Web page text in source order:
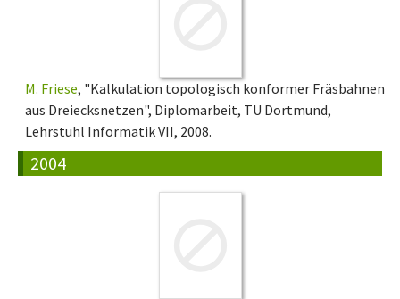
M. Friese, "Kalkulation topologisch konformer Fräsbahnen
aus Dreiecksnetzen", Diplomarbeit, TU Dortmund,
Lehrstuhl Informatik VII, 2008.
2004